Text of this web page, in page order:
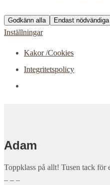
Godkänn alla Endast nödvändiga
Inställningar
Kakor /Cookies
Integritetspolicy
Adam
Toppklass på allt! Tusen tack för
– – –